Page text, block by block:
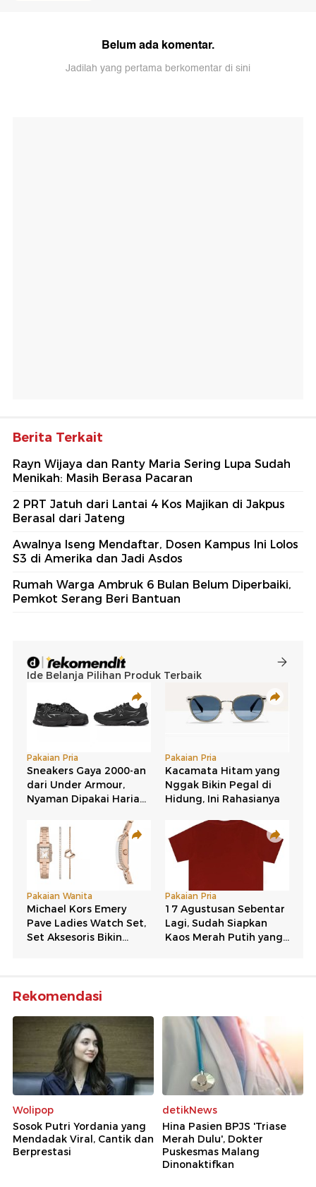
Belum ada komentar.
Jadilah yang pertama berkomentar di sini
Berita Terkait
Rayn Wijaya dan Ranty Maria Sering Lupa Sudah
Menikah: Masih Berasa Pacaran
2 PRT Jatuh dari Lantai 4 Kos Majikan di Jakpus
Berasal dari Jateng
Awalnya Iseng Mendaftar, Dosen Kampus Ini Lolos
S3 di Amerika dan Jadi Asdos
Rumah Warga Ambruk 6 Bulan Belum Diperbaiki,
Pemkot Serang Beri Bantuan
Rekomendasi
Wolipop
Sosok Putri Yordania yang
Mendadak Viral, Cantik dan
Berprestasi
detikNews
Hina Pasien BPJS 'Triase
Merah Dulu', Dokter
Puskesmas Malang
Dinonaktifkan